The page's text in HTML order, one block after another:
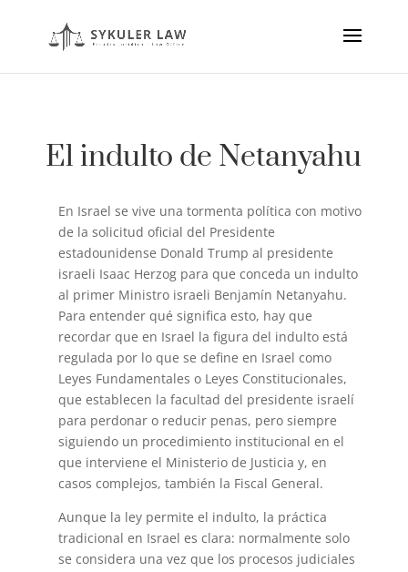
El indulto de Netanyahu
En Israel se vive una tormenta política con motivo
de la solicitud oficial del Presidente
estadounidense Donald Trump al presidente
israeli Isaac Herzog para que conceda un indulto
al primer Ministro israeli Benjamín Netanyahu.
Para entender qué significa esto, hay que
recordar que en Israel la figura del indulto está
regulada por lo que se define en Israel como
Leyes Fundamentales o Leyes Constitucionales,
que establecen la facultad del presidente israelí
para perdonar o reducir penas, pero siempre
siguiendo un procedimiento institucional en el
que interviene el Ministerio de Justicia y, en
casos complejos, también la Fiscal General.
Aunque la ley permite el indulto, la práctica
tradicional en Israel es clara: normalmente solo
se considera una vez que los procesos judiciales